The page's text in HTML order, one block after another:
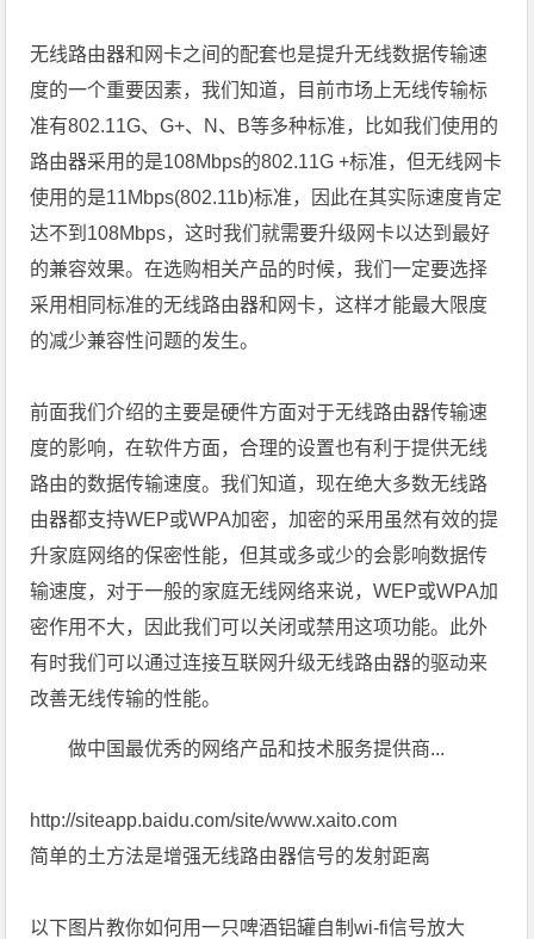
无线路由器和网卡之间的配套也是提升无线数据传输速
度的一个重要因素，我们知道，目前市场上无线传输标
准有802.11G、G+、N、B等多种标准，比如我们使用的
路由器采用的是108Mbps的802.11G +标准，但无线网卡
使用的是11Mbps(802.11b)标准，因此在其实际速度肯定
达不到108Mbps，这时我们就需要升级网卡以达到最好
的兼容效果。在选购相关产品的时候，我们一定要选择
采用相同标准的无线路由器和网卡，这样才能最大限度
的减少兼容性问题的发生。
前面我们介绍的主要是硬件方面对于无线路由器传输速
度的影响，在软件方面，合理的设置也有利于提供无线
路由的数据传输速度。我们知道，现在绝大多数无线路
由器都支持WEP或WPA加密，加密的采用虽然有效的提
升家庭网络的保密性能，但其或多或少的会影响数据传
输速度，对于一般的家庭无线网络来说，WEP或WPA加
密作用不大，因此我们可以关闭或禁用这项功能。此外
有时我们可以通过连接互联网升级无线路由器的驱动来
改善无线传输的性能。
做中国最优秀的网络产品和技术服务提供商...
http://siteapp.baidu.com/site/www.xaito.com
简单的土方法是增强无线路由器信号的发射距离
以下图片教你如何用一只啤酒铝罐自制wi-fi信号放大